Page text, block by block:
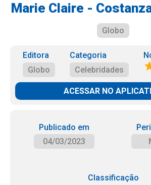
Marie Claire -
Globo
Editora
Globo
Categoria
Celebridades
ACESSAR NO
Publicado em
04/03/2023
Classificação